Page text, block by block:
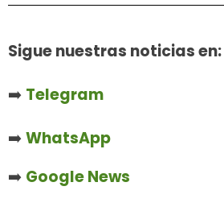
Sigue nuestras noticias en:
➡️ Telegram
➡️WhatsApp
➡️ Google News